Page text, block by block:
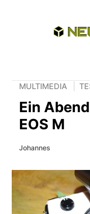
MULTIMEDIA
Ein
EOS M
Johannes